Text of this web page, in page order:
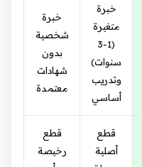
خبرة
متغيرة
(1-3
سنوات)
وتدريب
أساسي
خبرة
شخصية
بدون
شهادات
معتمدة
قطع
أصلية
قطع
رخيصة